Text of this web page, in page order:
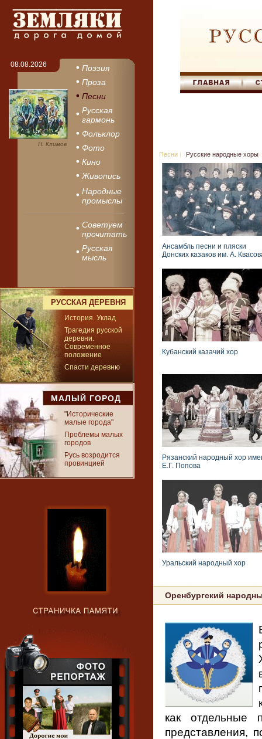
08.08.2026
Н. Климов
Поэзия
Проза
Песни
Русская
гармонь
Фольклор
Фото
Кино
Живопись
Народные
промыслы
Советуем
прочитать
Русская
мысль
РУССКАЯ ДЕРЕВНЯ
История. Уклад
Трагедия русской
деревни.
Современное
положение
Спасти деревню
МАЛЫЙ ГОРОД
"Исторические
малые города"
Проблемы малых
городов
Русь возродится
провинцией
Песни | Русские народные хоры
Ансамбль песни и пляски
Донских казаков им. А.
Кубанский казачий хор
Рязанский народный хор
Е.Г. Попова
Уральский народный хор
Оренбургский
как
представления,